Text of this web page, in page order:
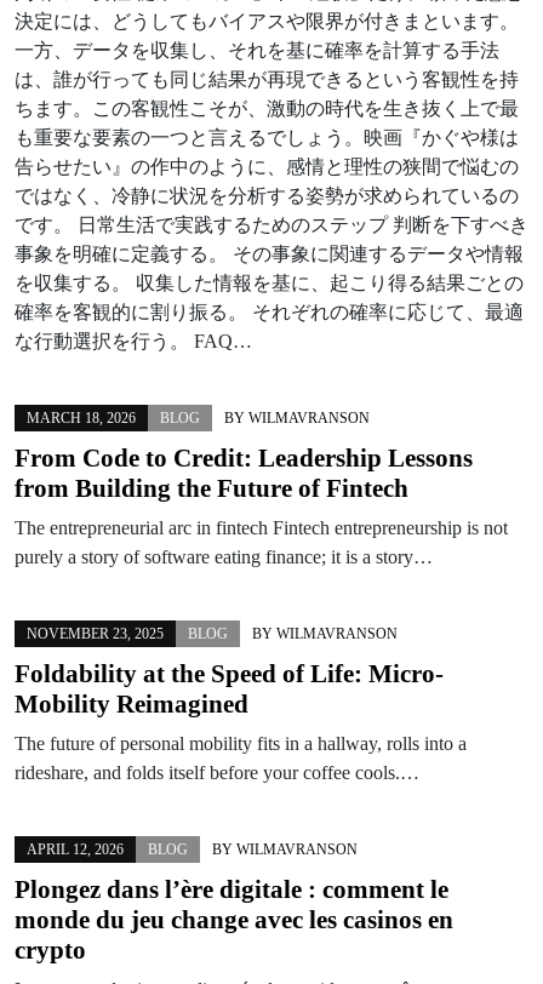
決定には、どうしてもバイアスや限界が付きまといます。
一方、データを収集し、それを基に確率を計算する手法
は、誰が行っても同じ結果が再現できるという客観性を持
ちます。この客観性こそが、激動の時代を生き抜く上で最
も重要な要素の一つと言えるでしょう。映画『かぐや様は
告らせたい』の作中のように、感情と理性の狭間で悩むの
ではなく、冷静に状況を分析する姿勢が求められているの
です。 日常生活で実践するためのステップ 判断を下すべき
事象を明確に定義する。 その事象に関連するデータや情報
を収集する。 収集した情報を基に、起こり得る結果ごとの
確率を客観的に割り振る。 それぞれの確率に応じて、最適
な行動選択を行う。 FAQ…
MARCH 18, 2026 BLOG BY WILMAVRANSON
From Code to Credit: Leadership Lessons
from Building the Future of Fintech
The entrepreneurial arc in fintech Fintech entrepreneurship is not
purely a story of software eating finance; it is a story…
NOVEMBER 23, 2025 BLOG BY WILMAVRANSON
Foldability at the Speed of Life: Micro-
Mobility Reimagined
The future of personal mobility fits in a hallway, rolls into a
rideshare, and folds itself before your coffee cools.…
APRIL 12, 2026 BLOG BY WILMAVRANSON
Plongez dans l’ère digitale : comment le
monde du jeu change avec les casinos en
crypto